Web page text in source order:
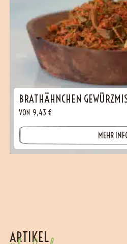
BRATHÄHNCHEN
VON 9,43 €
MEHR
ARTIKEL